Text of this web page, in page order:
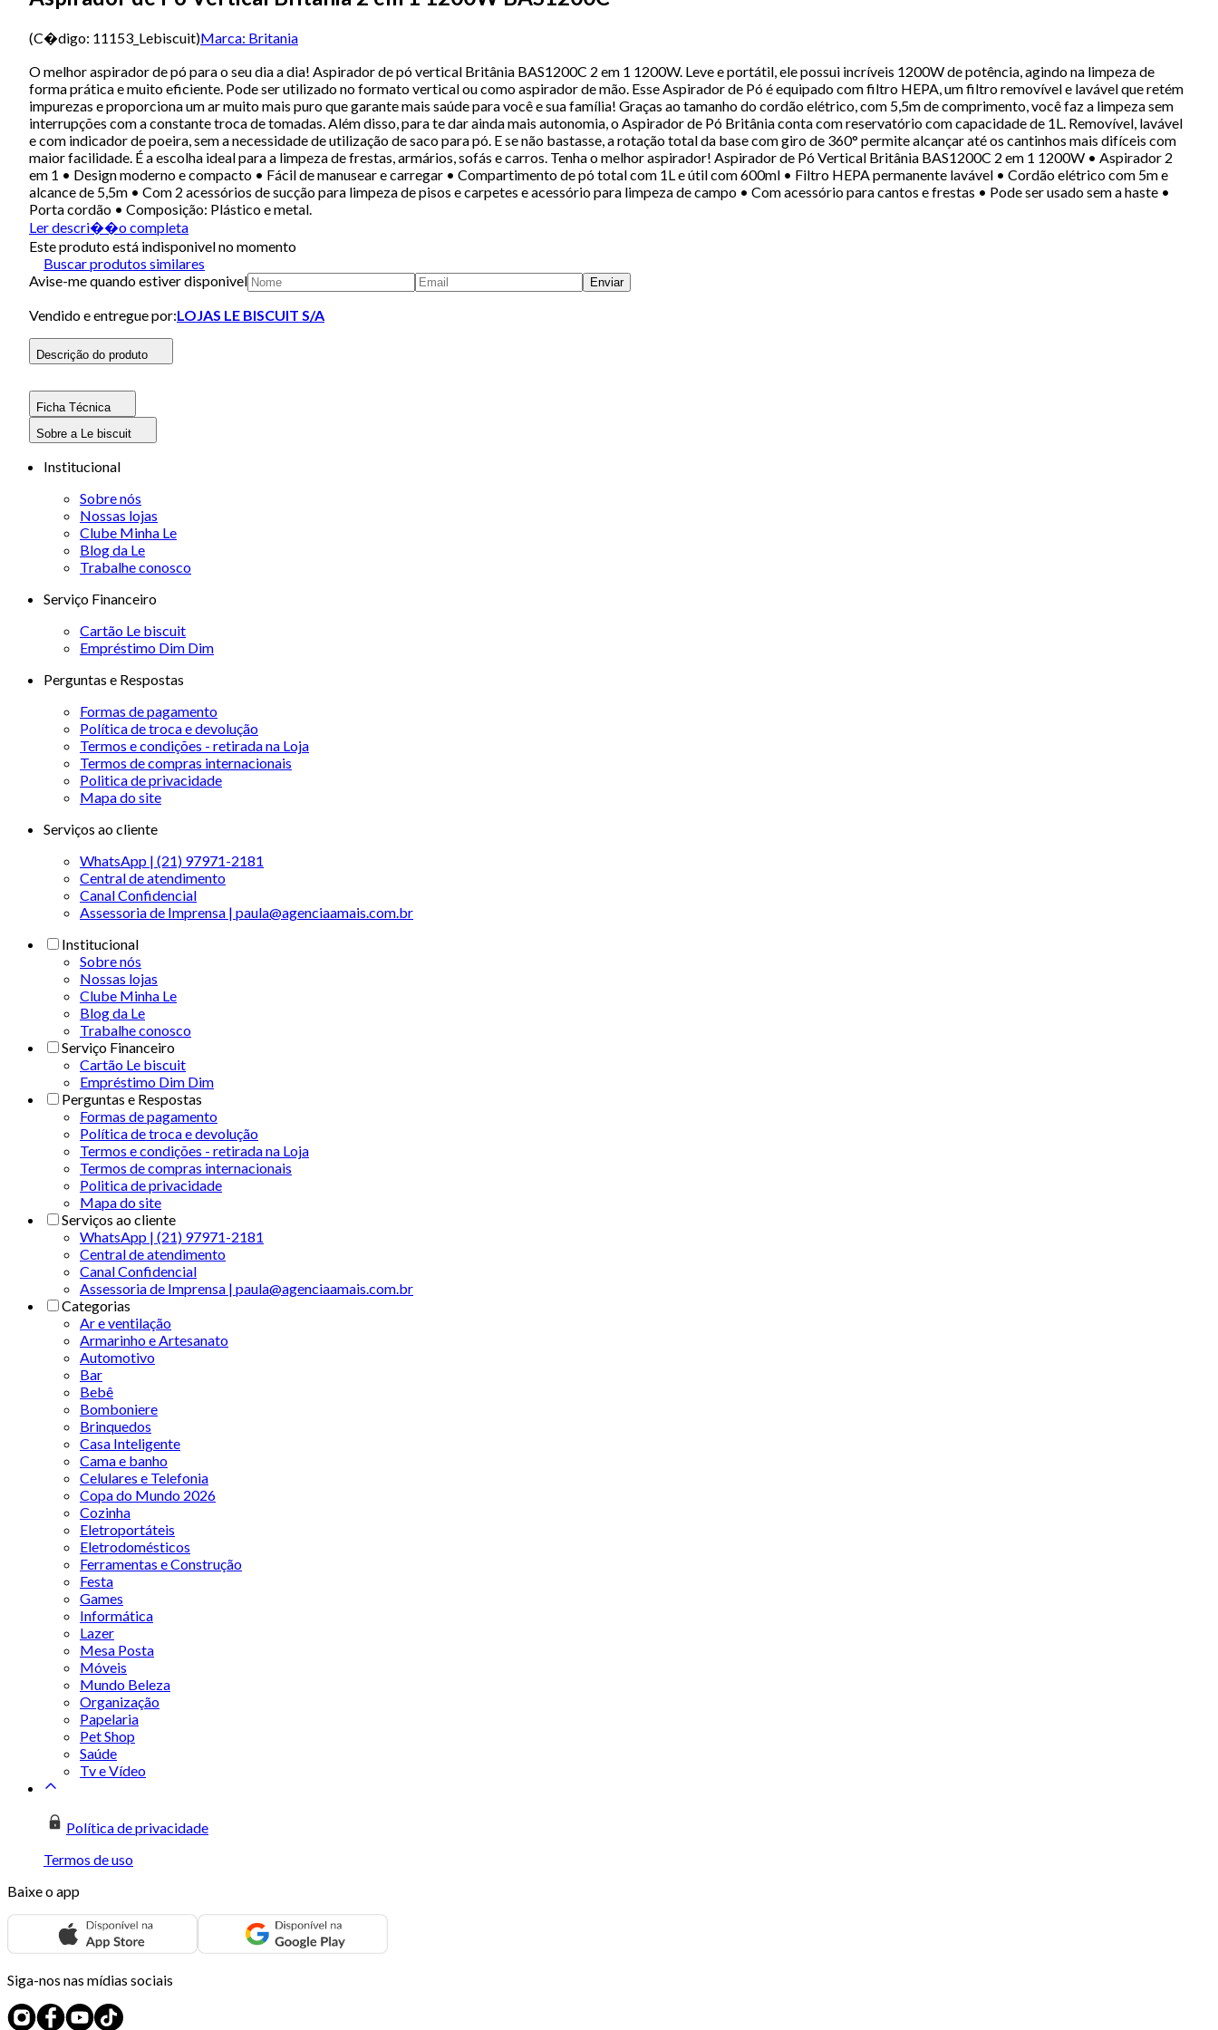
(C�digo: 11153_Lebiscuit)Marca: Britania
O melhor aspirador de pó para o seu dia a dia! Aspirador de pó vertical Britânia BAS1200C 2 em 1 1200W. Leve e portátil, ele possui incríveis 1200W de potência, agindo na limpeza de
forma prática e muito eficiente. Pode ser utilizado no formato vertical ou como aspirador de mão. Esse Aspirador de Pó é equipado com filtro HEPA, um filtro removível e lavável que retém
impurezas e proporciona um ar muito mais puro que garante mais saúde para você e sua família! Graças ao tamanho do cordão elétrico, com 5,5m de comprimento, você faz a limpeza sem
interrupções com a constante troca de tomadas. Além disso, para te dar ainda mais autonomia, o Aspirador de Pó Britânia conta com reservatório com capacidade de 1L. Removível, lavável
e com indicador de poeira, sem a necessidade de utilização de saco para pó. E se não bastasse, a rotação total da base com giro de 360° permite alcançar até os cantinhos mais difíceis com
maior facilidade. É a escolha ideal para a limpeza de frestas, armários, sofás e carros. Tenha o melhor aspirador! Aspirador de Pó Vertical Britânia BAS1200C 2 em 1 1200W • Aspirador 2
em 1 • Design moderno e compacto • Fácil de manusear e carregar • Compartimento de pó total com 1L e útil com 600ml • Filtro HEPA permanente lavável • Cordão elétrico com 5m e
alcance de 5,5m • Com 2 acessórios de sucção para limpeza de pisos e carpetes e acessório para limpeza de campo • Com acessório para cantos e frestas • Pode ser usado sem a haste •
Porta cordão • Composição: Plástico e metal.
Ler descri��o completa
Este produto está indisponivel no momento
Buscar produtos similares
Avise-me quando estiver disponivel
Enviar
Vendido e entregue por:LOJAS LE BISCUIT S/A
Descrição do produto
Ficha Técnica
Sobre a Le biscuit
Institucional
Sobre nós
Nossas lojas
Clube Minha Le
Blog da Le
Trabalhe conosco
Serviço Financeiro
Cartão Le biscuit
Empréstimo Dim Dim
Perguntas e Respostas
Formas de pagamento
Política de troca e devolução
Termos e condições - retirada na Loja
Termos de compras internacionais
Politica de privacidade
Mapa do site
Serviços ao cliente
WhatsApp | (21) 97971-2181
Central de atendimento
Canal Confidencial
Assessoria de Imprensa | paula@agenciaamais.com.br
Institucional
Sobre nós
Nossas lojas
Clube Minha Le
Blog da Le
Trabalhe conosco
Serviço Financeiro
Cartão Le biscuit
Empréstimo Dim Dim
Perguntas e Respostas
Formas de pagamento
Política de troca e devolução
Termos e condições - retirada na Loja
Termos de compras internacionais
Politica de privacidade
Mapa do site
Serviços ao cliente
WhatsApp | (21) 97971-2181
Central de atendimento
Canal Confidencial
Assessoria de Imprensa | paula@agenciaamais.com.br
Categorias
Ar e ventilação
Armarinho e Artesanato
Automotivo
Bar
Bebê
Bomboniere
Brinquedos
Casa Inteligente
Cama e banho
Celulares e Telefonia
Copa do Mundo 2026
Cozinha
Eletroportáteis
Eletrodomésticos
Ferramentas e Construção
Festa
Games
Informática
Lazer
Mesa Posta
Móveis
Mundo Beleza
Organização
Papelaria
Pet Shop
Saúde
Tv e Vídeo
Política de privacidade
Termos de uso
Baixe o app
Siga-nos nas mídias sociais